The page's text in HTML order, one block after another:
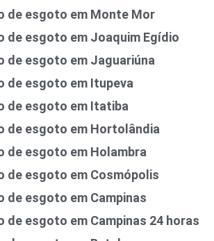
de esgoto em Monte Mor
de esgoto em Joaquim Egídio
de esgoto em Jaguariúna
de esgoto em Itupeva
de esgoto em Itatiba
de esgoto em Hortolândia
de esgoto em Holambra
de esgoto em Cosmópolis
de esgoto em Campinas
de esgoto em Campinas 24 horas